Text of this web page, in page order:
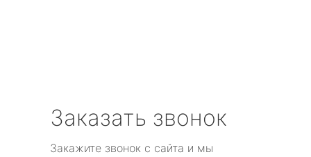
Заказать звонок
Закажите звонок с сайта и мы